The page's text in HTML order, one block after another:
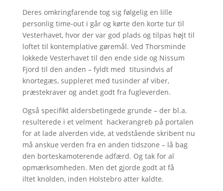
Deres omkringfarende tog sig følgelig en lille
personlig time-out i går og kørte den korte tur til
Vesterhavet, hvor der var god plads og tilpas højt til
loftet til kontemplative gøremål. Ved Thorsminde
lokkede Vesterhavet til den ende side og Nissum
Fjord til den anden – fyldt med titusindvis af
knortegæs, suppleret med tusinder af viber,
præstekraver og andet godt fra fugleverden.
Også specifikt aldersbetingede grunde – der bl.a.
resulterede i et velment hackerangreb på portalen
for at lade alverden vide, at vedstående skribent nu
må anskue verden fra en anden tidszone – lå bag
den borteskamoterende adfærd. Og tak for al
opmærksomheden. Men det gjorde godt at få
iltet knolden, inden Holstebro atter kaldte.